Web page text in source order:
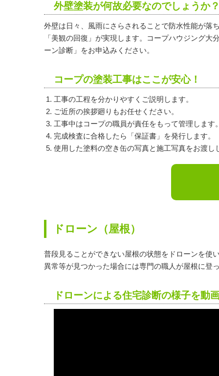
外壁塗装が何故必要なのでしょうか
外壁は日々、風雨にさらされることで防水性能が落
「美観の回復」が実現します。コープハウジング
ーン診断」をお申込みください。
コープの塗装工事はここが安心！
工事の工程を分かりやすくご説明します。
ご近所の挨拶廻りもお任せください。
工事中はコープの職員が責任をもって管理します
完成検査に合格したら「保証書」を発行します。
使用した塗料の空き缶の写真と施工写真をお渡し
ドローン（屋根）
普段見ることができない屋根の状態をドローンを使
異常等が見つかった場合には専門の職人が屋根に登
ドローンによる住宅診断の様子を動